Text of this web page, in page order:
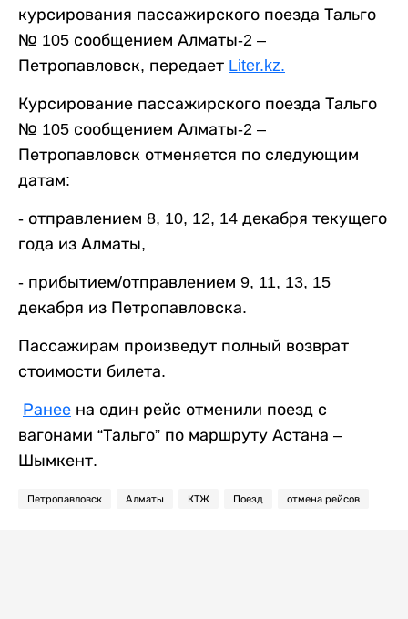
курсирования пассажирского поезда Тальго
№ 105 сообщением Алматы-2 –
Петропавловск, передает Liter.kz.
Курсирование пассажирского поезда Тальго
№ 105 сообщением Алматы-2 –
Петропавловск отменяется по следующим
датам:
- отправлением 8, 10, 12, 14 декабря текущего
года из Алматы,
- прибытием/отправлением 9, 11, 13, 15
декабря из Петропавловска.
Пассажирам произведут полный возврат
стоимости билета.
Ранее на один рейс отменили поезд с
вагонами “Тальго” по маршруту Астана –
Шымкент.
Петропавловск Алматы КТЖ Поезд отмена рейсов